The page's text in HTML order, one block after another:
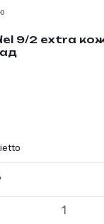
9/2 extra